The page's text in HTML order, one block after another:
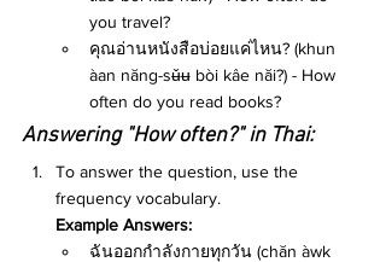
you travel?
คุณอ่านหนังสือบ่อยแค่ไหน? (khun
àan năng-sʉ̌ʉ bòi kâe năi?) - How
often do you read books?
Answering "How often?" in Thai:
To answer the question, use the
frequency vocabulary.
Example Answers:
ฉันออกกำลังกายทุกวัน (chăn àwk